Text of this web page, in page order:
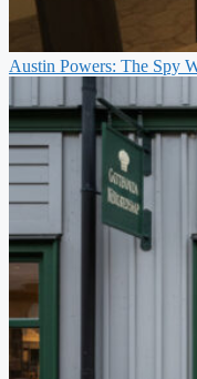
Austin Powers: The Spy